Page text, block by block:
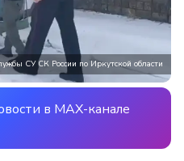
СУ СК России по Иркутской области
в MAX-канале